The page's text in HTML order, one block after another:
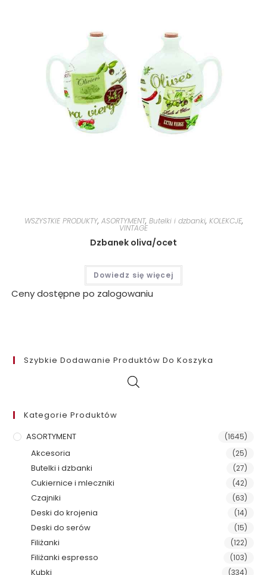
WSZYSTKIE PRODUKTY, ASORTYMENT, Butelki i dzbanki, KOLEKCJE,
VINTAGE
Dzbanek oliva/ocet
Dowiedz się więcej
Ceny dostępne po zalogowaniu
Szybkie Dodawanie Produktów Do Koszyka
Kategorie Produktów
ASORTYMENT
(1645)
Akcesoria (25)
Butelki i dzbanki (27)
Cukiernice i mleczniki (42)
Czajniki (63)
Deski do krojenia (14)
Deski do serów (15)
Filiżanki (122)
Filiżanki espresso (103)
Kubki (334)